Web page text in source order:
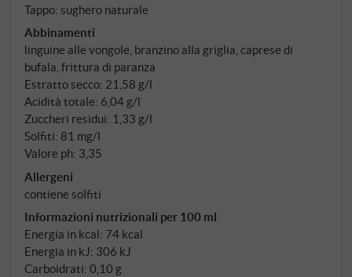
Tappo: sughero naturale
Abbinamenti
linguine alle vongole, branzino alla griglia, caprese di
bufala, frittura di paranza
Estratto secco: 21,58 g/l
Acidità totale: 6,04 g/l
Zuccheri residui: 1,33 g/l
Solfiti: 81 mg/l
Valore ph: 3,35
Allergeni
contiene solfiti
Informazioni nutrizionali per 100 ml
Energia in kcal: 74 kcal
Energia in kJ: 306 kJ
Carboidrati: 0,10 g